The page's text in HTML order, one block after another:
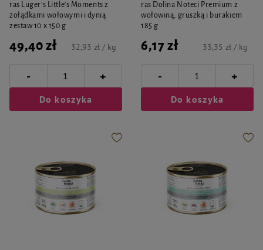
ras Luger's Little's Moments z
żołądkami wołowymi i dynią
zestaw 10 x 150 g
49,40 zł 32,93 zł / kg
- +
Do koszyka
ras Dolina Noteci Premium z
wołowiną, gruszką i burakiem
185 g
6,17 zł 33,35 zł / kg
- +
Do koszyka